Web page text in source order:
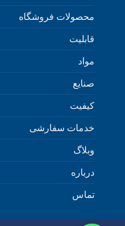
محصولات فروشگاه
قابلیت
مواد
صنایع
کیفیت
خدمات سفارشی
وبلاگ
درباره
تماس